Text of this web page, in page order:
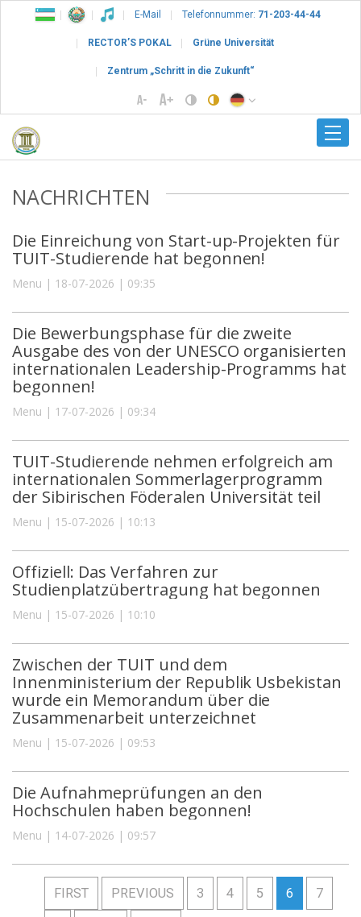
E-Mail Telefonnummer: 71-203-44-44
RECTOR’S POKAL Grüne Universität
Zentrum „Schritt in die Zukunft“
NACHRICHTEN
Die Einreichung von Start-up-Projekten für
TUIT-Studierende hat begonnen!
Menu | 18-07-2026 | 09:35
Die Bewerbungsphase für die zweite
Ausgabe des von der UNESCO organisierten
internationalen Leadership-Programms hat
begonnen!
Menu | 17-07-2026 | 09:34
TUIT-Studierende nehmen erfolgreich am
internationalen Sommerlagerprogramm
der Sibirischen Föderalen Universität teil
Menu | 15-07-2026 | 10:13
Offiziell: Das Verfahren zur
Studienplatzübertragung hat begonnen
Menu | 15-07-2026 | 10:10
Zwischen der TUIT und dem
Innenministerium der Republik Usbekistan
wurde ein Memorandum über die
Zusammenarbeit unterzeichnet
Menu | 15-07-2026 | 09:53
Die Aufnahmeprüfungen an den
Hochschulen haben begonnen!
Menu | 14-07-2026 | 09:57
FIRST PREVIOUS 3 4 5 6 7